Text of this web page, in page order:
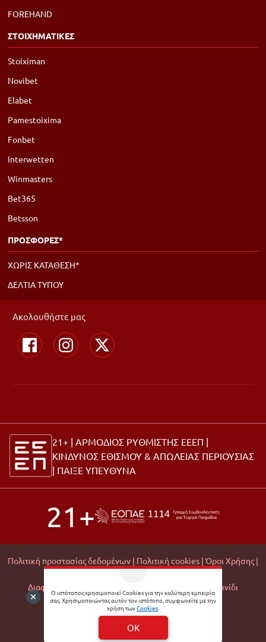
Ο ιστότοπος χρησιμοποιεί Cookies για την καλύτερη εμπειρία
σας. Χρησιμοποιώντας αυτόν τον ιστότοπο, συμφωνείτε με την
χρήση τωνCookies.
OK
FOREHAND
ΣΤΟΙΧΗΜΑΤΙΚΕΣ
Stoiximan
Novibet
Elabet
Pamestoixima
Fonbet
Interwetten
Winmasters
Bet365
Betsson
ΠΡΟΣΦΟΡΕΣ*
ΧΩΡΙΣ ΚΑΤΑΘΕΣΗ*
ΔΕΛΤΙΑ ΤΥΠΟΥ
Ακολουθήστε μας
21+ | ΑΡΜΟΔΙΟΣ ΡΥΘΜΙΣΤΗΣ ΕΕΕΠ |
ΚΙΝΔΥΝΟΣ ΕΘΙΣΜΟΥ & ΑΠΩΛΕΙΑΣ ΠΕΡΙΟΥΣΙΑΣ
| ΠΑΙΞΕ ΥΠΕΥΘΥΝΑ
21+
Πολιτική προστασίας δεδομένων | Πολιτική cookies | Όροι Χρήσης |
Διαφάνεια Εμπορικών Συνεργασιών |
Υπεύθυνο Παιχνίδι
© 2026 Matchmoney
Developed byDigital Winners